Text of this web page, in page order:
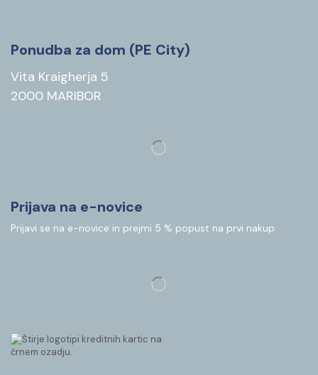
Ponudba za dom (PE City)
Vita Kraigherja 5
2000 MARIBOR
Prijava na e-novice
Prijavi se na e-novice in prejmi 5 % popust na prvi nakup